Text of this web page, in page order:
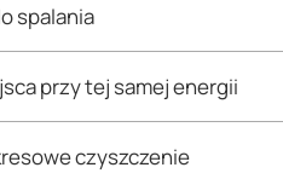
spalania
przy tej samej energii
czyszczenie